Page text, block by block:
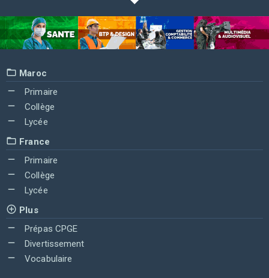
Maroc
Primaire
Collège
Lycée
France
Primaire
Collège
Lycée
Plus
Prépas CPGE
Divertissement
Vocabulaire